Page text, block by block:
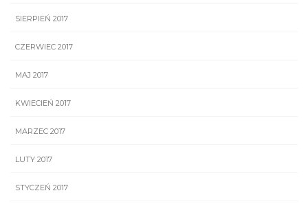
SIERPIEŃ 2017
CZERWIEC 2017
MAJ 2017
KWIECIEŃ 2017
MARZEC 2017
LUTY 2017
STYCZEŃ 2017